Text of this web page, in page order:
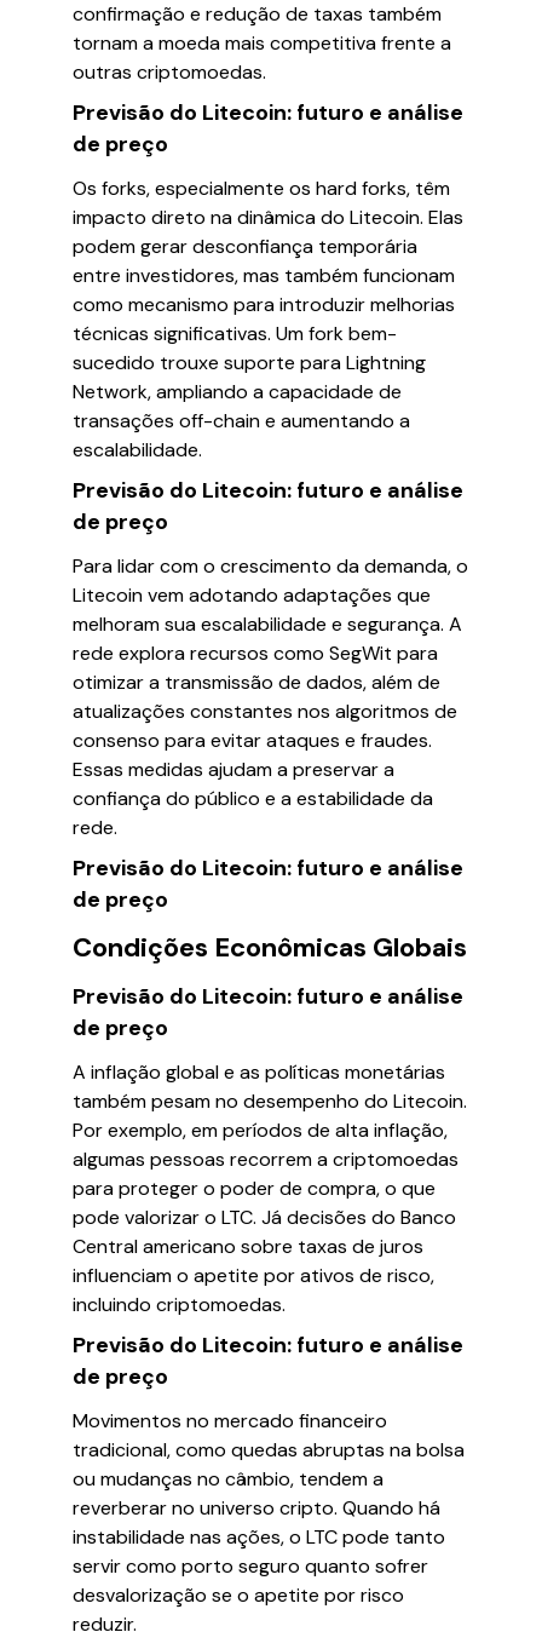
confirmação e redução de taxas também
tornam a moeda mais competitiva frente a
outras criptomoedas.
Previsão do Litecoin: futuro e análise
de preço
Os forks, especialmente os hard forks, têm
impacto direto na dinâmica do Litecoin. Elas
podem gerar desconfiança temporária
entre investidores, mas também funcionam
como mecanismo para introduzir melhorias
técnicas significativas. Um fork bem-
sucedido trouxe suporte para Lightning
Network, ampliando a capacidade de
transações off-chain e aumentando a
escalabilidade.
Previsão do Litecoin: futuro e análise
de preço
Para lidar com o crescimento da demanda, o
Litecoin vem adotando adaptações que
melhoram sua escalabilidade e segurança. A
rede explora recursos como SegWit para
otimizar a transmissão de dados, além de
atualizações constantes nos algoritmos de
consenso para evitar ataques e fraudes.
Essas medidas ajudam a preservar a
confiança do público e a estabilidade da
rede.
Previsão do Litecoin: futuro e análise
de preço
Condições Econômicas Globais
Previsão do Litecoin: futuro e análise
de preço
A inflação global e as políticas monetárias
também pesam no desempenho do Litecoin.
Por exemplo, em períodos de alta inflação,
algumas pessoas recorrem a criptomoedas
para proteger o poder de compra, o que
pode valorizar o LTC. Já decisões do Banco
Central americano sobre taxas de juros
influenciam o apetite por ativos de risco,
incluindo criptomoedas.
Previsão do Litecoin: futuro e análise
de preço
Movimentos no mercado financeiro
tradicional, como quedas abruptas na bolsa
ou mudanças no câmbio, tendem a
reverberar no universo cripto. Quando há
instabilidade nas ações, o LTC pode tanto
servir como porto seguro quanto sofrer
desvalorização se o apetite por risco
reduzir.